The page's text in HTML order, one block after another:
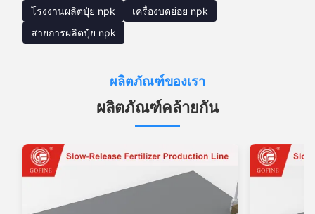
โรงงานผลิตปุ๋ย npk
เครื่องบดย่อย npk
สายการผลิตปุ๋ย npk
ผลิตภัณฑ์ของเรา
ผลิตภัณฑ์คล้ายกัน